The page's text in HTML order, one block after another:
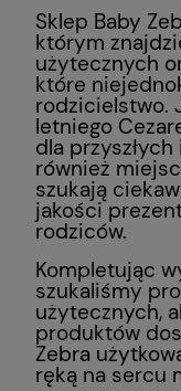
Sklep Baby
którym
użytecznych
które
rodzicielstwo.
letniego
dla
również
szukają
jakości
rodziców.
Kompletując
szukaliśmy
użytecznych,
produktów
Zebra
ręką na sercu